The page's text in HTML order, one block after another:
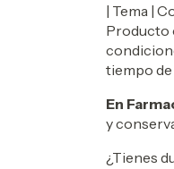
| Tema |
Producto
tiempo
En
y
¿Tienes